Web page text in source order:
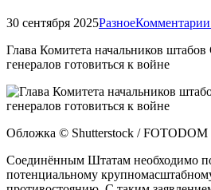
30 сентября 2025Разное
Глава Комитета начальников
генералов готовиться к войне
Обложка © Shutterstock / FOTODOM
Соединённым Штатам необходимо
потенциальному